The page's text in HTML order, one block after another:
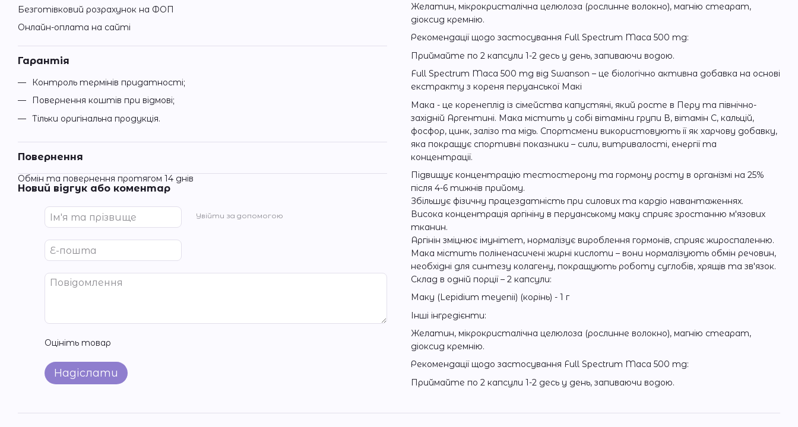
Безготівковий розрахунок на ФОП
Онлайн-оплата на сайті
Гарантія
Контроль термінів придатності;
Повернення коштів при відмові;
Тільки оригінальна продукція.
Повернення
Обмін та повернення протягом 14 днів
Новий відгук або коментар
Увійти за допомогою
Оцініть товар
Надіслати
Желатин, мікрокристалічна целюлоза (рослинне волокно), магнію стеарат,
діоксид кремнію.
Рекомендації щодо застосування Full Spectrum Maca 500 mg:
Приймайте по 2 капсули 1-2 десь у день, запиваючи водою.
Full Spectrum Maca 500 mg від Swanson – це біологічно активна добавка на основі
екстракту з кореня перуанської Макі
Мака - це коренеплід із сімейства капустяні, який росте в Перу та північно-
західній Аргентині. Мака містить у собі вітаміни групи В, вітамін С, кальцій,
фосфор, цинк, залізо та мідь. Спортсмени використовують її як харчову добавку,
яка покращує спортивні показники – сили, витривалості, енергії та
концентрації.
Підвищує концентрацію тестостерону та гормону росту в організмі на 25%
після 4-6 тижнів прийому.
Збільшує фізичну працездатність при силових та кардіо навантаженнях.
Висока концентрація аргініну в перуанському маку сприяє зростанню м'язових
тканин.
Аргінін зміцнює імунітет, нормалізує вироблення гормонів, сприяє жироспаленню.
Мака містить поліненасичені жирні кислоти – вони нормалізують обмін речовин,
необхідні для синтезу колагену, покращують роботу суглобів, хрящів та зв'язок.
Склад в одній порції – 2 капсули:
Маку (Lepidium meyenii) (корінь) - 1 г
Інші інгредієнти:
Желатин, мікрокристалічна целюлоза (рослинне волокно), магнію стеарат,
діоксид кремнію.
Рекомендації щодо застосування Full Spectrum Maca 500 mg:
Приймайте по 2 капсули 1-2 десь у день, запиваючи водою.